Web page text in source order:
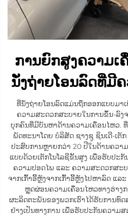
ການຍົກສູງຄວາມເ
ນັ່ງຖ່າຍໂອນລົດທີ່ມີ
ທີ່ນັ່ງຖ່າຍໂອນລົດແມ່ນຖືກອອກແບບມາ
ຄວາມສະດວກສະບາຍໃນການຂຶ້ນ-ລົງ
ບຸກຄົນທີ່ມີບັນຫາດ້ານຄວາມເຄື່ອນໄຫວ.
ພັດທະນາໂດຍ ບໍລິສັດ ຊາງຊູ ຊິນເດີ-ເຕັ
ປະສົບການຫຼາຍກວ່າ 20 ປີໃນດ້ານຄວາມ
ແບບດ້ວຍເຕັກໂນໂລຊີຂັ້ນສູງ ເພື່ອຮັບປະ
ຄວາມປອດໄພ ແລະ ຄວາມສະດວກສະ
ຈາກເກົ້າອີ້ຫຼັງຈາກເກົ້າອີ້ຫຼັງໄປຫາລົດ ແລ
ຫຼຸດຜ່ອນຄວາມເຄື່ອນໄຫວທາງຮ່າງ
ຜະລິດຕະພັນຂອງພວກເຮົາໄດ້ຮັບການທົ
ຢ່າງເປັນທາງການ ເພື່ອຮັບປະກັນຄວາມ